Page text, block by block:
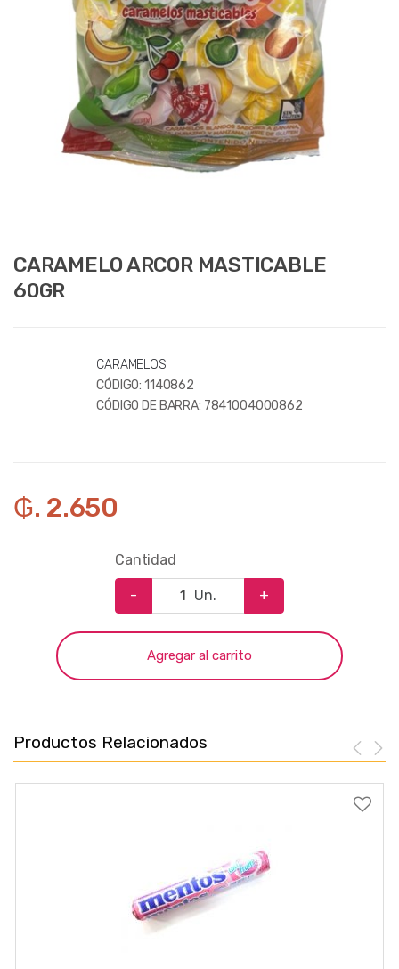
CARAMELO ARCOR MASTICABLE
60GR
CARAMELOS
CÓDIGO: 1140862
CÓDIGO DE BARRA: 7841004000862
₲. 2.650
Cantidad
- Un. +
Agregar al carrito
Productos Relacionados